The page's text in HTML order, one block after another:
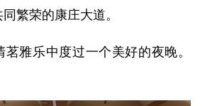
繁荣的康庄大道。
雅乐中度过一个美好的夜晚。